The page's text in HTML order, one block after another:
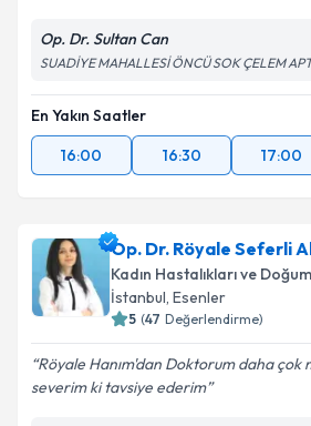
Op. Dr. Sultan Can
SUADİYE MAHALLESİ ÖNCÜ SOK ÇELEM
En Yakın Saatler
16:00
16:30 17:00
Op. Dr. Röyale Seferli
Kadın Hastalıkları ve Doğum
İstanbul, Esenler
5 (47 Değerlendirme)
Röyale Hanım'dan Doktorum daha çok
severim ki tavsiye ederim